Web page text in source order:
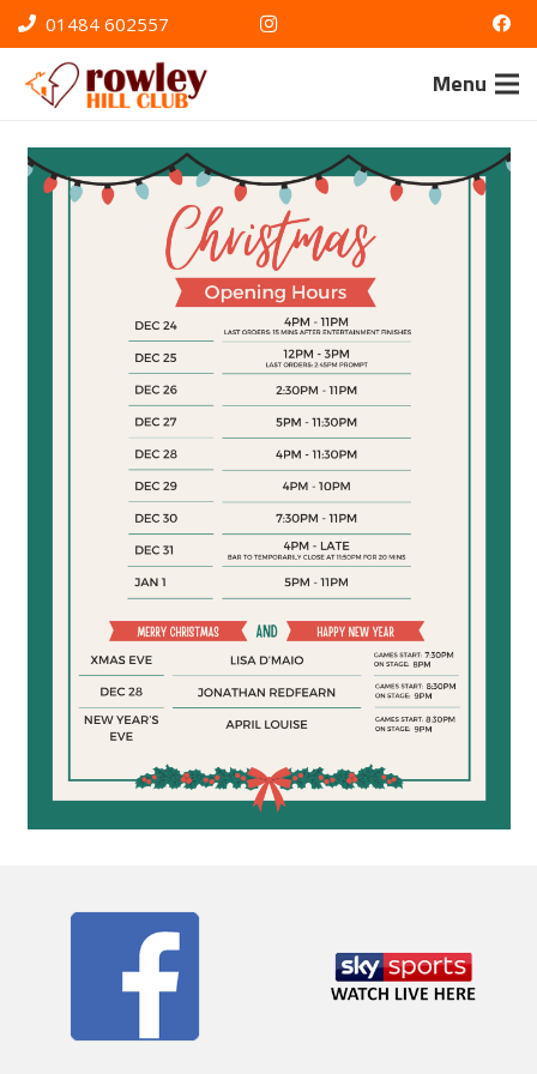
01484 602557
Menu